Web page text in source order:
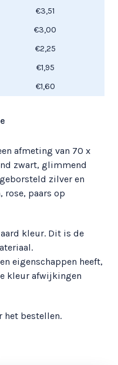
€3,51
€3,00
€2,25
€1,95
€1,60
afmeting van 70 x
zwart, glimmend
zilver en
rose, paars op
kleur. Dit is de
eigenschappen heeft,
kleur afwijkingen
het bestellen.